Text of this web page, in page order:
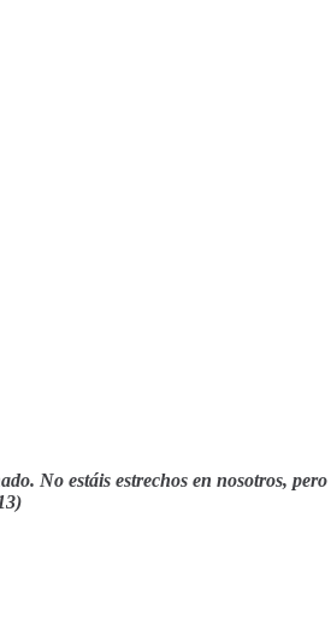
No estáis estrechos en nosotros,